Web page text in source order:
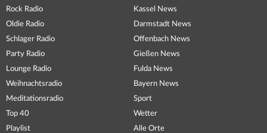
Rock Radio
Oldie Radio
Schlager Radio
Party Radio
Lounge Radio
Weihnachtsradio
Meditationsradio
Top 40
Playlist
Kassel News
Darmstadt News
Offenbach News
Gießen News
Fulda News
Bayern News
Sport
Wetter
Alle Orte